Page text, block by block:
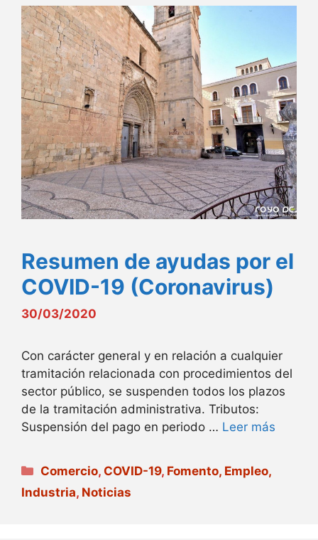
Resumen de ayudas por el
COVID-19 (Coronavirus)
30/03/2020
Con carácter general y en relación a cualquier
tramitación relacionada con procedimientos del
sector público, se suspenden todos los plazos
de la tramitación administrativa. Tributos:
Suspensión del pago en periodo … Leer más
Categorías
Comercio,COVID-19, Fomento, Empleo,
Industria, Noticias